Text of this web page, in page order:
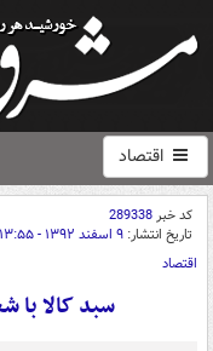
اقتصاد
کد خبر289338
تاریخ انتشار: ۹ اسفند ۱۳۹۲ - ۱۳:۵۵
اقتصاد
سبد کالا